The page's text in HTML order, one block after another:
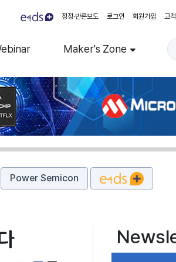
정정·반론보도 로그인 회원가입 고
Maker's Zone
Power Semicon